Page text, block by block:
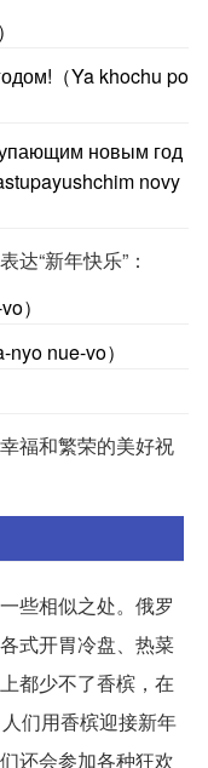
（Ya khochu po
новым год
novy
“新年快乐”：
）
nue-vo）
福和繁荣的美好祝
些相似之处。俄罗
式开胃冷盘、热菜
都少不了香槟，在
们用香槟迎接新年
还会参加各种狂欢